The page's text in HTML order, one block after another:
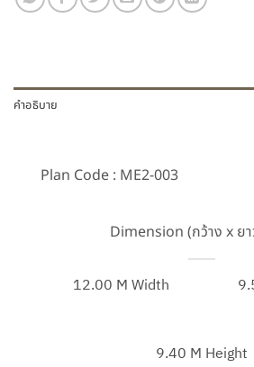
คำอธิบาย
Plan Code : ME2-003
Dimension (กว้าง x ย
12.00 M Width
9.40 M Height